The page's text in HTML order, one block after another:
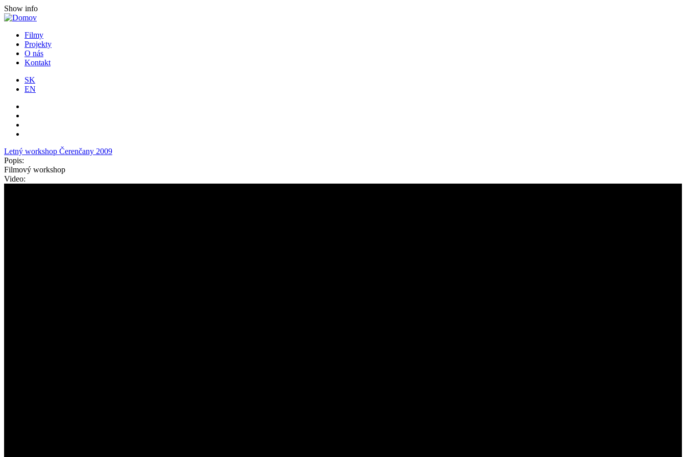
Show info
Filmy
Projekty
O nás
Kontakt
SK
EN
Letný workshop Čerenčany 2009
Popis:
Filmový workshop
Video: